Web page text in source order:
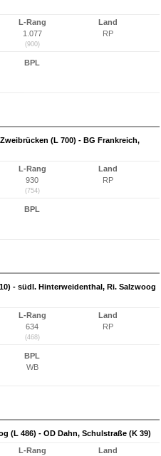
L-Rang
1.077
(900)
Land
RP
BPL
(L 700) - BG Frankreich,
L-Rang
930
(754)
Land
RP
BPL
- südl. Hinterweidenthal, Ri. Salzwoog
L-Rang
634
(468)
Land
RP
BPL
WB
(L 486) - OD Dahn, Schulstraße (K 39)
L-Rang
Land